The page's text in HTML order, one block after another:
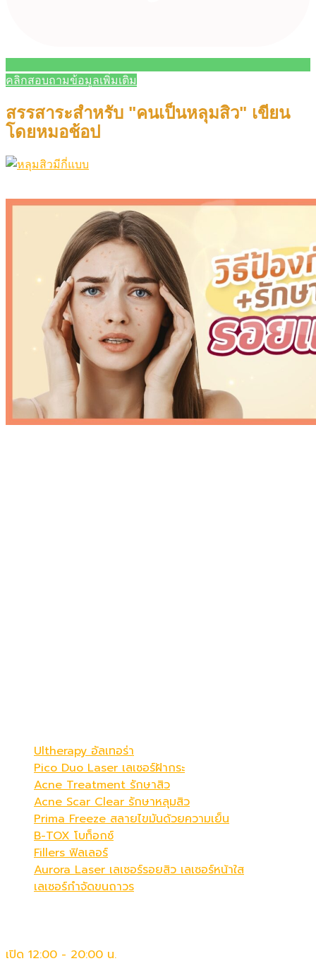
คลิกสอบถามข้อมูลเพิ่มเติม
สรรสาระสำหรับ "คนเป็นหลุมสิว" เขียน
โดยหมอช้อป
Ultherapy อัลเทอร่า
Pico Duo Laser เลเซอร์ฝ้ากระ
Acne Treatment รักษาสิว
Acne Scar Clear รักษาหลุมสิว
Prima Freeze สลายไขมันด้วยความเย็น
B-TOX โบท็อกซ์
Fillers ฟิลเลอร์
Aurora Laser เลเซอร์รอยสิว เลเซอร์หน้าใส
เลเซอร์กำจัดขนถาวร
เปิด 12:00 - 20:00 น.